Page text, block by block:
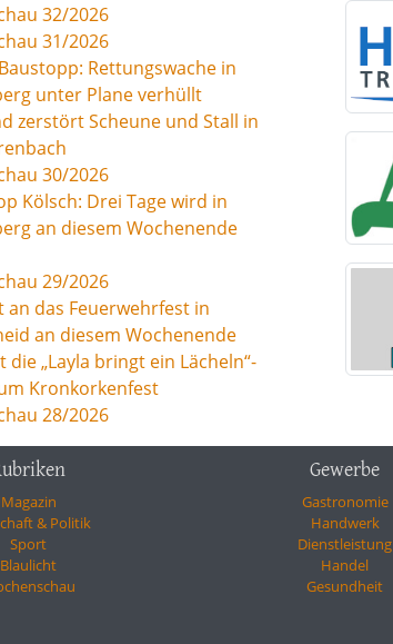
32/2026
31/2026
Rettungswache in
unter Plane verhüllt
zerstört Scheune und Stall in
30/2026
Kölsch: Drei Tage wird in
an diesem Wochenende
29/2026
an das Feuerwehrfest in
an diesem Wochenende
die „Layla bringt ein Lächeln“-
Kronkorkenfest
28/2026
Magazin
& Politik
Sport
Blaulicht
Gewerbe
Gastronomie
Handwerk
Dienstleistung
Handel
Gesundheit